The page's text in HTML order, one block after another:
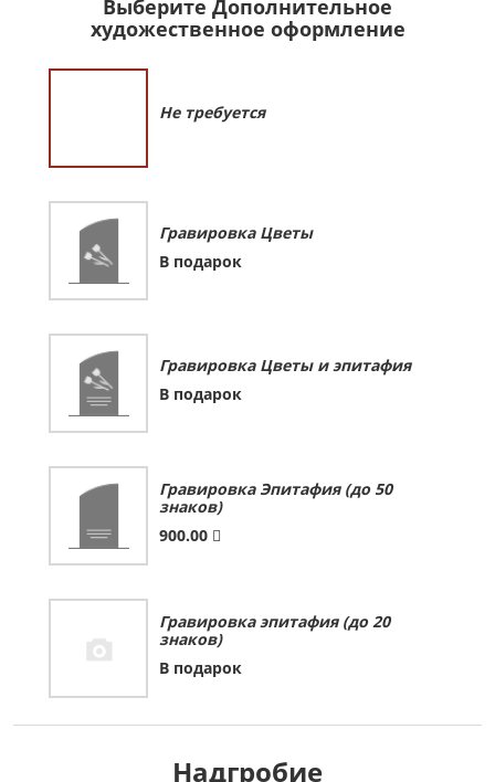
Выберите Дополнительное
художественное оформление
Не требуется
Гравировка Цветы
В подарок
Гравировка Цветы и эпитафия
В подарок
Гравировка Эпитафия (до 50
знаков)
900.00
Гравировка эпитафия (до 20
знаков)
В подарок
Надгробие